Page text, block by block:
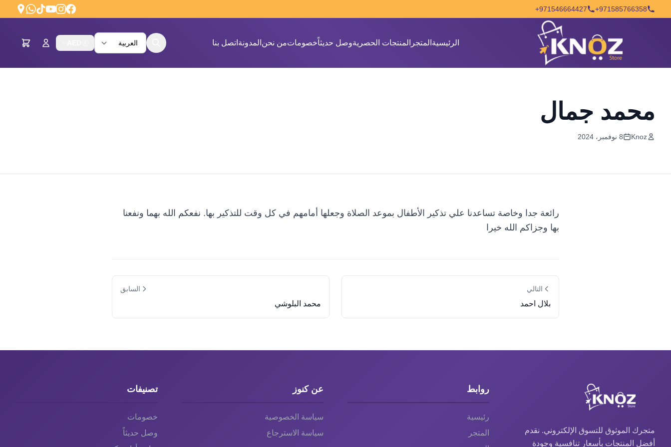
Skip to content
971585766358+
971546664427+
الرئيسية المتجر المنتجات الحصريةوصل حديثاًخصوماتمن نحن المدونة اتصل بنا
محمد جمال
Knoz 8 نوفمبر، 2024
رائعة جدا وخاصة تساعدنا علي تذكير الأطفال بموعد الصلاة وجعلها أمامهم في كل وقت للتذكير بها. نفعكم الله بهما ونفعنا
بها وجزاكم الله خيرا
التالي
بلال احمد
السابق
محمد البلوشي
متجرك الموثوق للتسوق الإلكتروني. نقدم
أفضل المنتجات بأسعار تنافسية وجودة
روابط
رئيسية
المتجر
عن كنوز
سياسة الخصوصية
سياسة الاسترجاع
تصنيفات
خصومات
وصل حديثاً